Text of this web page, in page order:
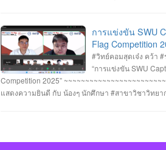
และ 8 กรกฎาคม 2568 (จัดการแข่งขันในรูปแบบออน
ชมเชย ทีม Don’t know Everything นายชัยวัฒน์ ชัยฤ
สายกนก นายสุริยา ขันทา จาก 24 สถาบันการศึกษา ร
ทำการแข่งขันในโครงการจำนวน 60 ทีม จัดโดย ภาค
คอมพิวเตอร์ คณะวิศวกรรมศาสตร์ มหาวิทยาลัยศรีน
กับ บริษัท ACIS Professional Center และ บริษัท
การแข่งขัน SWU
Flag Competition
#วิทย์คอมสุดเจ๋ง คว้า #
“การแข่งขัน SWU
Competition 2025”
แสดงความยินดี กับ น้องๆ นักศึกษา #สาขาวิชาวิทยา
Everything นายชัยวัฒน์ ชัยฤทธิ์ นายอาทิตย์ สายกน